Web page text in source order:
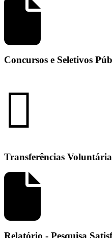
Concursos e Seletivos
Transferências
Relatório - Pesquisa